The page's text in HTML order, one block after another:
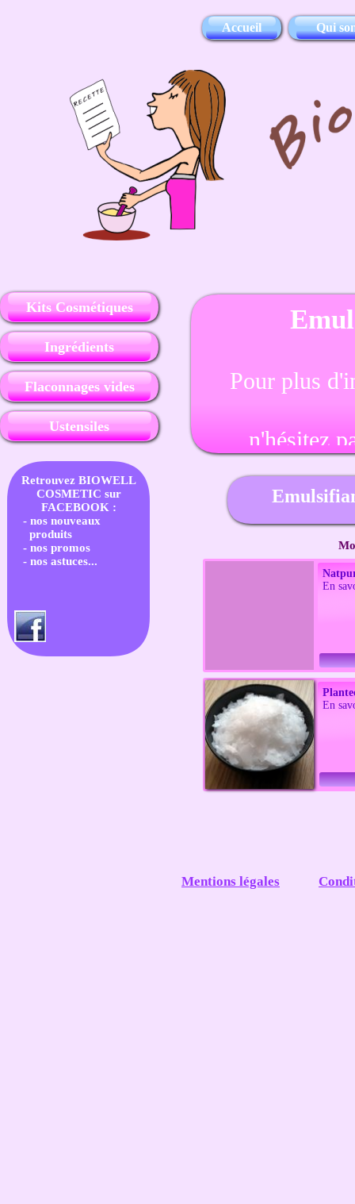
En
En
Pour plus
n'hésitez
Qui
Flaconnages vides
Ustensiles
Ingrédients
Kits Cosmétiques
Retrouvez BIOWELL
COSMETIC sur
FACEBOOK :
- nos nouveaux
produits
- nos promos
- nos astuces...
Accueil
Mentions légales